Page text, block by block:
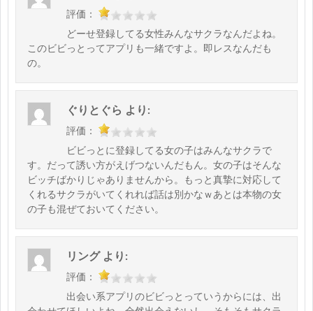
評価：
どーせ登録してる女性みんなサクラなんだよね。
このビビっとってアプリも一緒ですよ。即レスなんだも
の。
ぐりとぐら より:
評価：
ビビっとに登録してる女の子はみんなサクラで
す。だって誘い方がえげつないんだもん。女の子はそんな
ビッチばかりじゃありませんから。もっと真摯に対応して
くれるサクラがいてくれれば話は別かなｗあとは本物の女
の子も混ぜておいてください。
リング より:
評価：
出会い系アプリのビビっとっていうからには、出